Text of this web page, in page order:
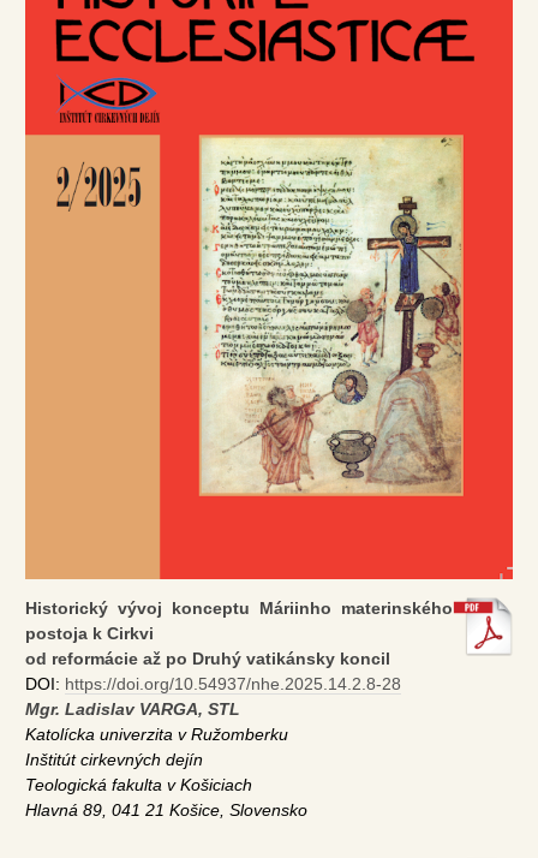
Historický vývoj konceptu Máriinho materinského
postoja k Cirkvi
od reformácie až po Druhý vatikánsky koncil
DOI: https://doi.org/10.54937/nhe.2025.14.2.8-28
Mgr. Ladislav VARGA, STL
Katolícka univerzita v Ružomberku
Inštitút cirkevných dejín
Teologická fakulta v Košiciach
Hlavná 89, 041 21 Košice, Slovensko